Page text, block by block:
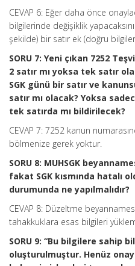
CEVAP 6: Eğer daha önce
bilgilerinde değişiklik
şekilde) bir satır ek (doğru
SORU 7: Yeni çıkan 7252
2 satır mı yoksa tek satır
SGK günü bir satır ve
satır mı olacak? Yoksa
tek satırda mı bildirilecek?
CEVAP 7: 7252 kanun
bölmenize gerek yoktur.
SORU 8: MUHSGK
fakat SGK kısmında hatalı
durumunda ne yapılmalıdır?
CEVAP 8: Düzeltme
tahakkuklara esas bilgileri
SORU 9: “Bu bilgilere sahip
oluşturulmuştur. Henüz